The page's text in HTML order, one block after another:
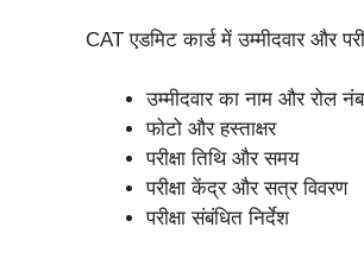
CAT एडमिट कार्ड में उम्मीदवार और
उम्मीदवार का नाम और रोल
फोटो और हस्ताक्षर
परीक्षा तिथि और समय
परीक्षा केंद्र और सत्र विवरण
परीक्षा संबंधित निर्देश